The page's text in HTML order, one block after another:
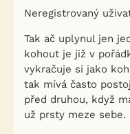
Neregistrovaný
Tak ač uplynul jen
kohout je již v
vykračuje si jako
tak mívá často
před druhou, když
už prsty meze sebe.